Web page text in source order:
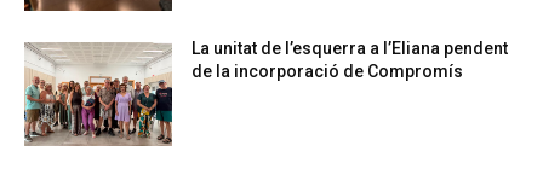
La unitat de l’esquerra a l’Eliana pendent
de la incorporació de Compromís